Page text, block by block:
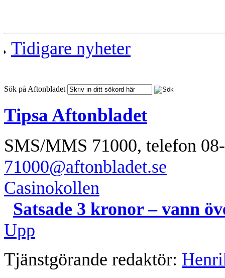
Tidigare nyheter
Sök på Aftonbladet
Tipsa Aftonbladet
SMS/MMS 71000, telefon
71000@aftonbladet.se
Casinokollen
Satsade 3 kronor – vann
Upp
Tjänstgörande redaktör: